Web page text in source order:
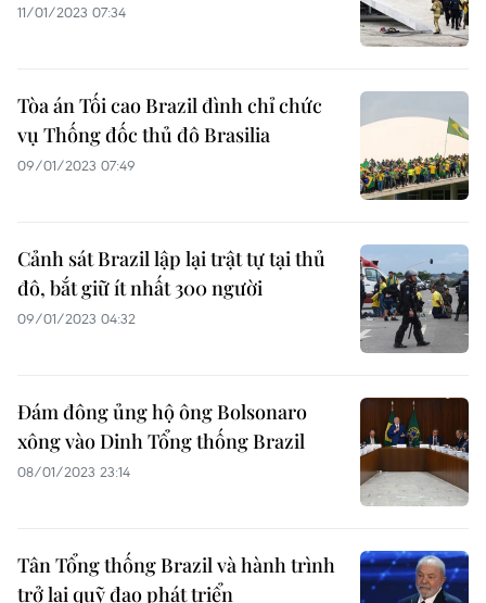
11/01/2023 07:34
Tòa án Tối cao Brazil đình chỉ chức
vụ Thống đốc thủ đô Brasilia
09/01/2023 07:49
Cảnh sát Brazil lập lại trật tự tại thủ
đô, bắt giữ ít nhất 300 người
09/01/2023 04:32
Đám đông ủng hộ ông Bolsonaro
xông vào Dinh Tổng thống Brazil
08/01/2023 23:14
Tân Tổng thống Brazil và hành trình
trở lại quỹ đạo phát triển